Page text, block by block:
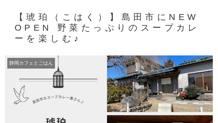
【琥珀（こはく）】島田市にNEW
OPEN 野菜たっぷりのスープカレ
ーを楽しむ♪
静岡カフェとごはん